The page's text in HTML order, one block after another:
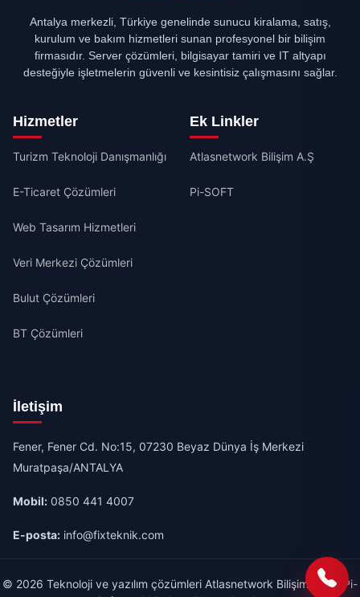
Antalya merkezli, Türkiye genelinde sunucu kiralama, satış,
kurulum ve bakım hizmetleri sunan profesyonel bir bilişim
firmasıdır. Server çözümleri, bilgisayar tamiri ve IT altyapı
desteğiyle işletmelerin güvenli ve kesintisiz çalışmasını sağlar.
Hizmetler
Turizm Teknoloji Danışmanlığı
E-Ticaret Çözümleri
Web Tasarım Hizmetleri
Veri Merkezi Çözümleri
Bulut Çözümleri
BT Çözümleri
Ek Linkler
Atlasnetwork Bilişim A.Ş
Pi-SOFT
İletişim
Fener, Fener Cd. No:15, 07230 Beyaz Dünya İş Merkezi
Muratpaşa/ANTALYA
Mobil: 0850 441 4007
E-posta: info@fixteknik.com
© 2026 Teknoloji ve yazılım çözümleri Atlasnetwork Bilişim A.Ş & Pi-